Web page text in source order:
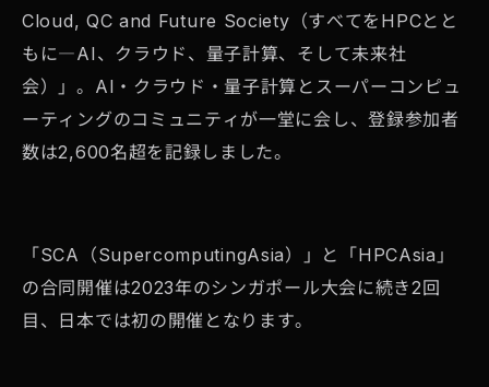
Cloud, QC and Future Society（すべてをHPCとと
もに―AI、クラウド、量子計算、そして未来社
会）」。AI・クラウド・量子計算とスーパーコンピュ
ーティングのコミュニティが一堂に会し、登録参加者
数は2,600名超を記録しました。
「SCA（SupercomputingAsia）」と「HPCAsia」
の合同開催は2023年のシンガポール大会に続き2回
目、日本では初の開催となります。